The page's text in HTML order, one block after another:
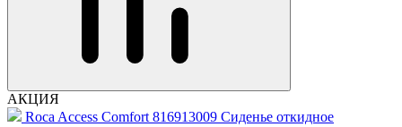
АКЦИЯ
Roca Access Comfort 816913009 Сиденье откидное